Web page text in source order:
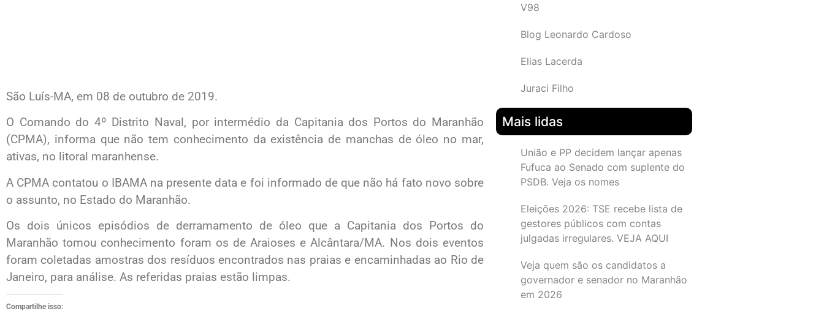
São Luís-MA, em 08 de outubro de 2019.
O Comando do 4º Distrito Naval, por intermédio da Capitania dos Portos do Maranhão
(CPMA), informa que não tem conhecimento da existência de manchas de óleo no mar,
ativas, no litoral maranhense.
A CPMA contatou o IBAMA na presente data e foi informado de que não há fato novo sobre
o assunto, no Estado do Maranhão.
Os dois únicos episódios de derramamento de óleo que a Capitania dos Portos do
Maranhão tomou conhecimento foram os de Araioses e Alcântara/MA. Nos dois eventos
foram coletadas amostras dos resíduos encontrados nas praias e encaminhadas ao Rio de
Janeiro, para análise. As referidas praias estão limpas.
Compartilhe isso:
V98
Blog Leonardo Cardoso
Elias Lacerda
Juraci Filho
Mais lidas
União e PP decidem lançar apenas
Fufuca ao Senado com suplente do
PSDB. Veja os nomes
Eleições 2026: TSE recebe lista de
gestores públicos com contas
julgadas irregulares. VEJA AQUI
Veja quem são os candidatos a
governador e senador no Maranhão
em 2026